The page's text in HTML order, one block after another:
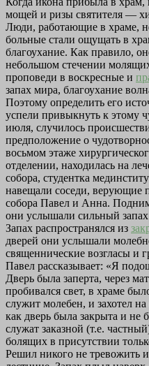
мощей и ризы святителя —
Люди, работающие в храме,
больные стали ощущать в
благоухание. Как правило,
небольшом стечении
проповеди в воскресные и
запах мира, благоухание
Поэтому определить его
успели привыкнуть к этому
июля, случилось
предположение о
восьмом этаже
отделении, находилась на
собора, студентка
навещали соседи, верующие
собора Павел и Анна.
они услышали сильный
Запах распространялся из
дверей они услышали
священнические возгласы и
Павел рассказывает: «Я
Дверь была заперта, через
пробивался свет, в храме
служит молебен, и захотел
как дверь была закрыта и не
служат заказной (т.е.
болящих в присутствии
Решил никого не тревожить